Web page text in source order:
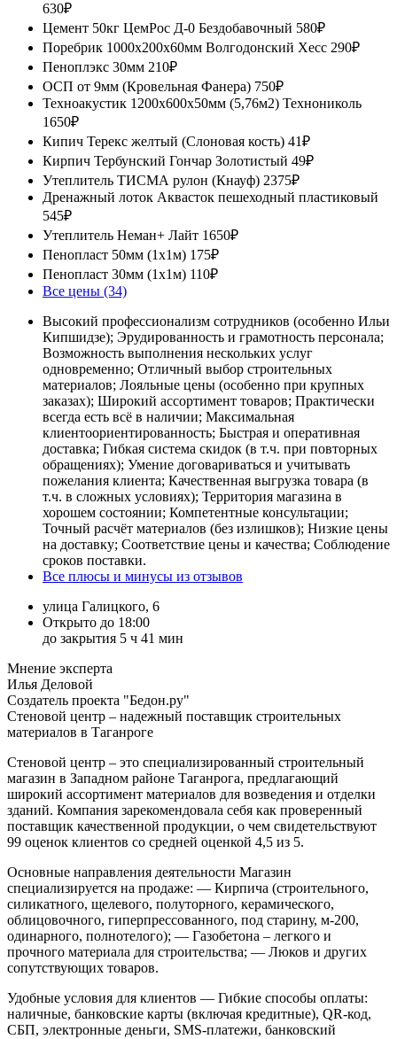
630₽
Цемент 50кг ЦемРос Д-0 Бездобавочный 580₽
Поребрик 1000х200х60мм Волгодонский Хесс 290₽
Пеноплэкс 30мм 210₽
ОСП от 9мм (Кровельная Фанера) 750₽
Техноакустик 1200х600х50мм (5,76м2) Технониколь
1650₽
Кипич Терекс желтый (Слоновая кость) 41₽
Кирпич Тербунский Гончар Золотистый 49₽
Утеплитель ТИСМА рулон (Кнауф) 2375₽
Дренажный лоток Аквасток пешеходный пластиковый
545₽
Утеплитель Неман+ Лайт 1650₽
Пенопласт 50мм (1х1м) 175₽
Пенопласт 30мм (1х1м) 110₽
Все цены (34)
Высокий профессионализм сотрудников (особенно Ильи
Кипшидзе); Эрудированность и грамотность персонала;
Возможность выполнения нескольких услуг
одновременно; Отличный выбор строительных
материалов; Лояльные цены (особенно при крупных
заказах); Широкий ассортимент товаров; Практически
всегда есть всё в наличии; Максимальная
клиентоориентированность; Быстрая и оперативная
доставка; Гибкая система скидок (в т.ч. при повторных
обращениях); Умение договариваться и учитывать
пожелания клиента; Качественная выгрузка товара (в
т.ч. в сложных условиях); Территория магазина в
хорошем состоянии; Компетентные консультации;
Точный расчёт материалов (без излишков); Низкие цены
на доставку; Соответствие цены и качества; Соблюдение
сроков поставки.
Все плюсы и минусы из отзывов
улица Галицкого, 6
Открыто до 18:00
до закрытия 5 ч 41 мин
Мнение эксперта
Илья Деловой
Создатель проекта "Бедон.ру"
Стеновой центр – надежный поставщик строительных
материалов в Таганроге
Стеновой центр – это специализированный строительный
магазин в Западном районе Таганрога, предлагающий
широкий ассортимент материалов для возведения и отделки
зданий. Компания зарекомендовала себя как проверенный
поставщик качественной продукции, о чем свидетельствуют
99 оценок клиентов со средней оценкой 4,5 из 5.
Основные направления деятельности Магазин
специализируется на продаже: — Кирпича (строительного,
силикатного, щелевого, полуторного, керамического,
облицовочного, гиперпрессованного, под старину, м-200,
одинарного, полнотелого); — Газобетона – легкого и
прочного материала для строительства; — Люков и других
сопутствующих товаров.
Удобные условия для клиентов — Гибкие способы оплаты:
наличные, банковские карты (включая кредитные), QR-код,
СБП, электронные деньги, SMS-платежи, банковский